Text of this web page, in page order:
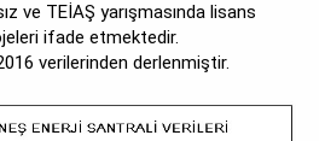
ve TEİAŞ yarışmasında lisans
ifade etmektedir.
verilerinden derlenmiştir.